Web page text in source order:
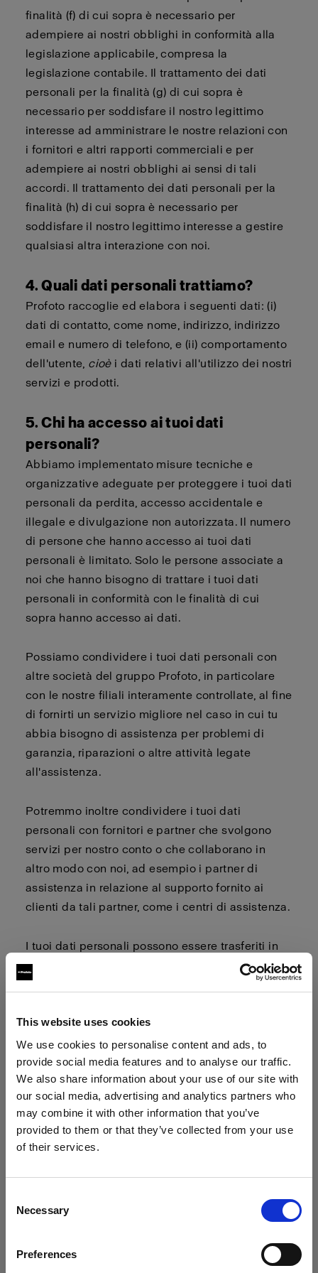
This website uses cookies
We use cookies to personalise content and ads, to
provide social media features and to analyse our traffic.
We also share information about your use of our site with
our social media, advertising and analytics partners who
may combine it with other information that you’ve
provided to them or that they’ve collected from your use
of their services.
Selection
Necessary
Preferences
Aggiornare la tua location?
finalità (f) di cui sopra è necessario per
adempiere ai nostri obblighi in conformità alla
legislazione applicabile, compresa la
legislazione contabile. Il trattamento dei dati
personali per la finalità (g) di cui sopra è
necessario per soddisfare il nostro legittimo
interesse ad amministrare le nostre relazioni con
i fornitori e altri rapporti commerciali e per
adempiere ai nostri obblighi ai sensi di tali
accordi. Il trattamento dei dati personali per la
finalità (h) di cui sopra è necessario per
soddisfare il nostro legittimo interesse a gestire
qualsiasi altra interazione con noi.
4. Quali dati personali trattiamo?
Profoto raccoglie ed elabora i seguenti dati: (i)
dati di contatto, come nome, indirizzo, indirizzo
email e numero di telefono, e (ii) comportamento
dell'utente, cioèi dati relativi all'utilizzo dei nostri
servizi e prodotti.
5. Chi ha accesso ai tuoi dati
personali?
Abbiamo implementato misure tecniche e
organizzative adeguate per proteggere i tuoi dati
personali da perdita, accesso accidentale e
illegale e divulgazione non autorizzata. Il numero
di persone che hanno accesso ai tuoi dati
personali è limitato. Solo le persone associate a
noi che hanno bisogno di trattare i tuoi dati
personali in conformità con le finalità di cui
sopra hanno accesso ai dati.
Possiamo condividere i tuoi dati personali con
altre società del gruppo Profoto, in particolare
con le nostre filiali interamente controllate, al fine
di fornirti un servizio migliore nel caso in cui tu
abbia bisogno di assistenza per problemi di
garanzia, riparazioni o altre attività legate
all'assistenza.
Potremmo inoltre condividere i tuoi dati
personali con fornitori e partner che svolgono
servizi per nostro conto o che collaborano in
altro modo con noi, ad esempio i partner di
assistenza in relazione al supporto fornito ai
clienti da tali partner, come i centri di assistenza.
I tuoi dati personali possono essere trasferiti in
paesi al di fuori dell'UE/SEE, compresi gli Stati
Uniti d'America, il Canada e il Giappone, che
personali inferiore a quello dell'UE/SEE. Quando
trasferiamo i dati personali in paesi al di fuori
dell'UE/SEE, utilizziamo le clausole contrattuali
standard approvate dalla Commissione Europea
per garantire un livello sufficiente di protezione
dei tuoi dati personali. Le clausole contrattuali
standard sono disponibili al seguente
and-fundamental-rights/data-protection/data-
personal-data-third-countries_en.
6. Per quanto tempo conserveremo i